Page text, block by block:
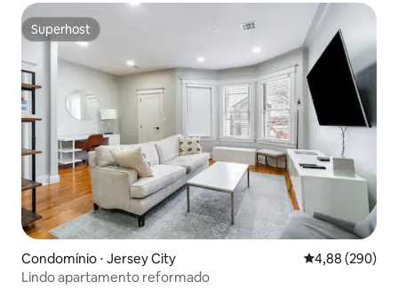
Superhost
Superhost
Condomínio ⋅ Jersey City 4,88 de uma
4,88 (290)
Lindo apartamento reformado